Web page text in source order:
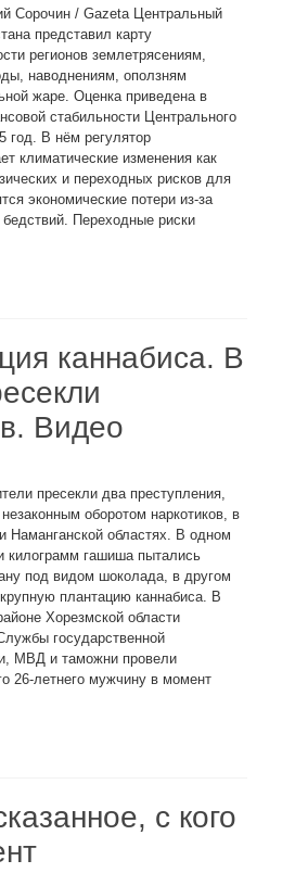
Сорочин / Gazeta Центральный
представил карту
регионов землетрясениям,
наводнениям, оползням
жаре. Оценка приведена в
стабильности Центрального
год. В нём регулятор
климатические изменения как
и переходных рисков для
экономические потери из-за
Переходные риски
каннабиса. В
Видео
пресекли два преступления,
оборотом наркотиков, в
Наманганской областях. В одном
килограмм гашиша пытались
под видом шоколада, в другом
плантацию каннабиса. В
Хорезмской области
государственной
МВД и таможни провели
26-летнего мужчину в момент
с кого